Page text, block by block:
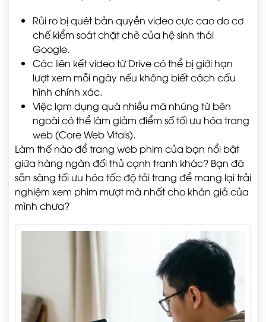
Rủi ro bị quét bản quyền video cực cao do cơ
chế kiểm soát chặt chẽ của hệ sinh thái
Google.
Các liên kết video từ Drive có thể bị giới hạn
lượt xem mỗi ngày nếu không biết cách cấu
hình chính xác.
Việc lạm dụng quá nhiều mã nhúng từ bên
ngoài có thể làm giảm điểm số tối ưu hóa trang
web (Core Web Vitals).
Làm thế nào để trang web phim của bạn nổi bật
giữa hàng ngàn đối thủ cạnh tranh khác? Bạn đã
sẵn sàng tối ưu hóa tốc độ tải trang để mang lại trải
nghiệm xem phim mượt mà nhất cho khán giả của
mình chưa?